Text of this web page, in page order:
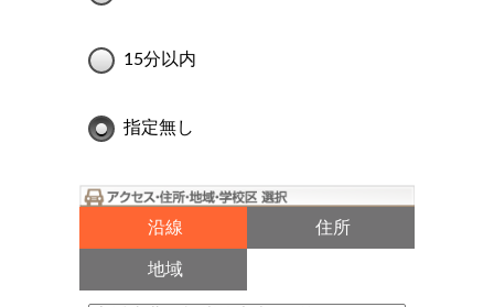
15分以内
指定無し
沿線 住所
地域